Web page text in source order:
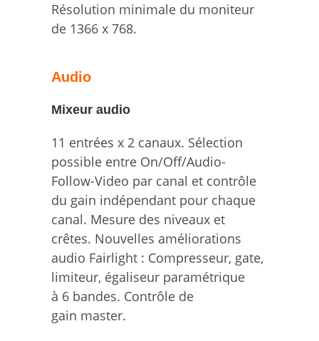
Résolution minimale du moniteur
de 1366 x 768.
Audio
Mixeur audio
11 entrées x 2 canaux. Sélection
possible entre On/Off/Audio-
Follow-Video par canal et contrôle
du gain indépendant pour chaque
canal. Mesure des niveaux et
crêtes. Nouvelles améliorations
audio Fairlight : Compresseur, gate,
limiteur, égaliseur paramétrique
à 6 bandes. Contrôle de
gain master.